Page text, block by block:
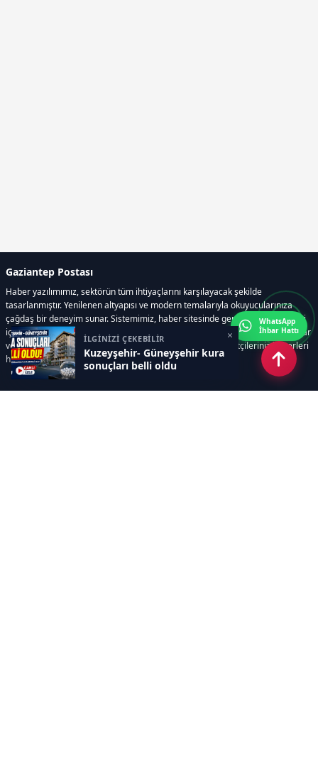
İLGİNİZİ ÇEKEBİLİR
Kuzeyşehir- Güneyşehir kura
sonuçları belli oldu
×
Gaziantep Postası
Haber yazılımımız, sektörün tüm ihtiyaçlarını karşılayacak şekilde
tasarlanmıştır. Yenilenen altyapısı ve modern temalarıyla okuyucularınıza
çağdaş bir deneyim sunar. Sistemimiz, haber sitesinde gerekli tüm modülleri
içerir. Siz içerik üretmeye odaklanırken, yazılımımız zamandan tasarruf sağlar
ve süreçlerinizi kolaylaştırır. Etkili arayüzü sayesinde ziyaretçileriniz haberleri
hızlı ve keyifle takip edebilir.
WhatsApp
İhbar Hattı